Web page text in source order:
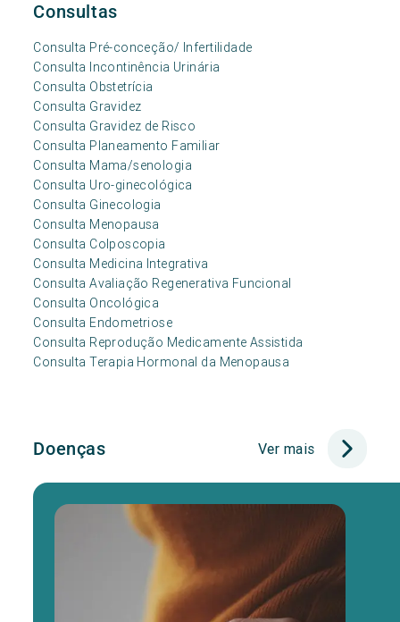
Consultas
Consulta Pré-conceção/ Infertilidade
Consulta Incontinência Urinária
Consulta Obstetrícia
Consulta Gravidez
Consulta Gravidez de Risco
Consulta Planeamento Familiar
Consulta Mama/senologia
Consulta Uro-ginecológica
Consulta Ginecologia
Consulta Menopausa
Consulta Colposcopia
Consulta Medicina Integrativa
Consulta Avaliação Regenerativa Funcional
Consulta Oncológica
Consulta Endometriose
Consulta Reprodução Medicamente Assistida
Consulta Terapia Hormonal da Menopausa
Doenças Ver mais